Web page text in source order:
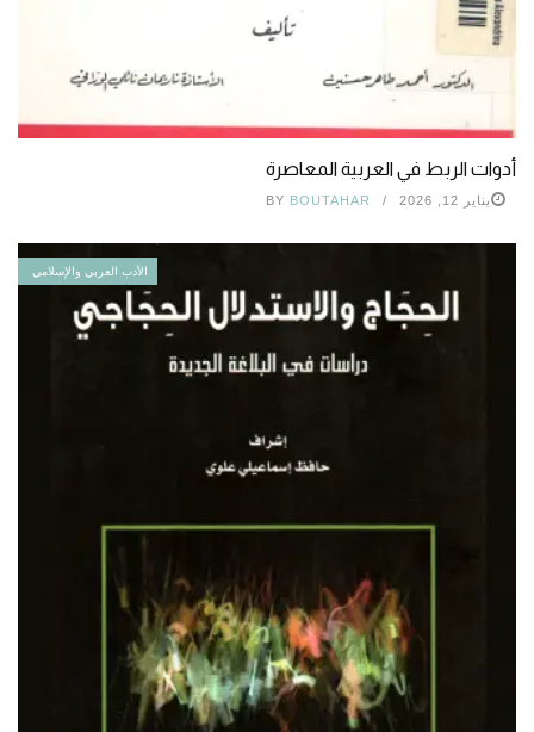
أدوات الربط في العربية المعاصرة
يناير 12, 2026 BY BOUTAHAR
الأدب العربي والإسلامي